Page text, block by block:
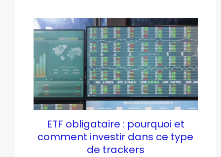
ETF obligataire : pourquoi et
comment investir dans ce type
de trackers